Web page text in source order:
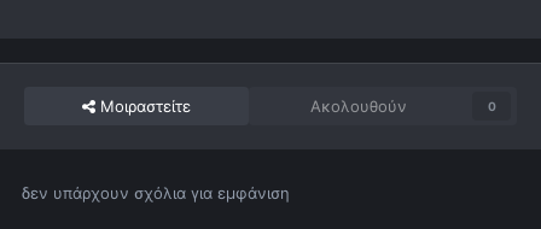
Μοιραστείτε Ακολουθούν 0
δεν υπάρχουν σχόλια για εμφάνιση